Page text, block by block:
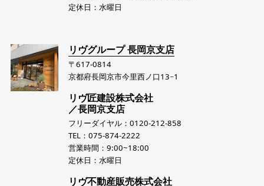
定休日：水曜日
リヴグループ 長岡京支店
〒617-0814
京都府長岡京市今里西ノ口13−1
リヴ匠建設株式会社
／長岡京支店
フリーダイヤル：0120-212-858
TEL：075-874-2222
営業時間：9:00~18:00
定休日：水曜日
リヴ不動産販売株式会社